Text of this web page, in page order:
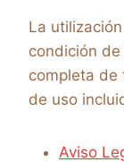
La
condición
completa de
de uso
Aviso